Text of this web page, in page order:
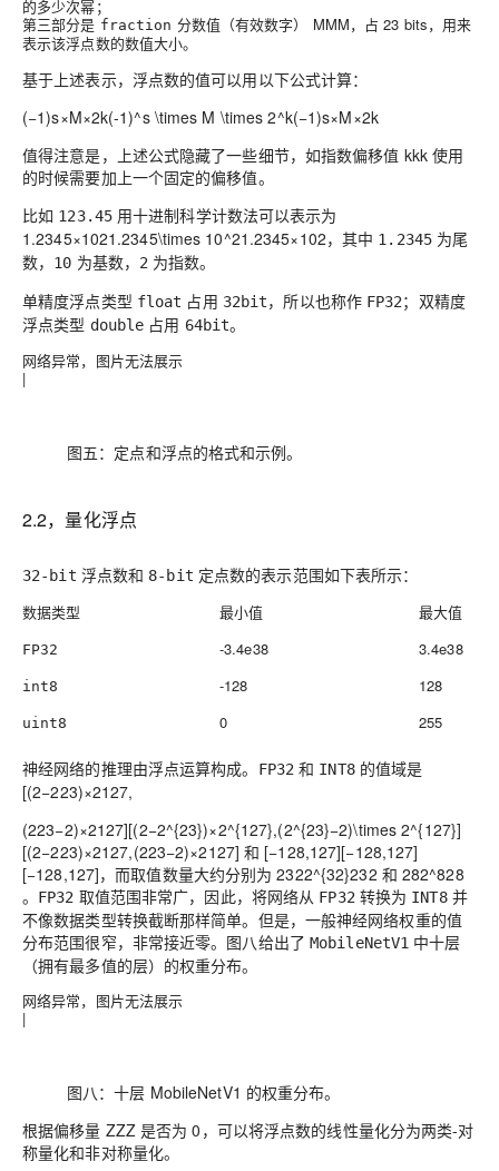
的多少次幂；
第三部分是 fraction 分数值（有效数字） MMM，占 23 bits，用来
表示该浮点数的数值大小。
基于上述表示，浮点数的值可以用以下公式计算：
(−1)s×M×2k(-1)^s \times M \times 2^k(−1)s×M×2k
值得注意是，上述公式隐藏了一些细节，如指数偏移值 kkk使用
的时候需要加上一个固定的偏移值。
比如 123.45用十进制科学计数法可以表示为
1.2345×1021.2345\times 10^21 .2345×102，其中 1.2345为尾
数，
10 为基数， 2 为指数。
单精度浮点类型 float 占用 32bit，所以也称作 FP32；双精度
浮点类型 double 占用 64bit。
网络异常，图片无法展示
|
图五：定点和浮点的格式和示例。
2.2，量化浮点
32-bit 浮点数和 8-bit 定点数的表示范围如下表所示：
数据类型 最小值 最大值
FP32 -3.4e38 3.4e38
int8 -128 128
uint8 0 255
神经网络的推理由浮点运算构成。 FP32和 INT8的值域是
[(2−223)×2127,
(223−2)×2127][(2−2^{23})×2^{127},(2^{23}−2)\times 2^{127}]
[(2−223)×2127,(223−2)×2127] 和 [−128,127][−128,127]
[−128,127]，而取值数量大约分别为2322^{32}232 和 282^828
。
FP32 取值范围非常广，因此，将网络从 FP32转换为 INT8并
不像数据类型转换截断那样简单。但是，一般神经网络权重的值
分布范围很窄，非常接近零。图八给出了 MobileNetV1 中十层
（拥有最多值的层）的权重分布。
网络异常，图片无法展示
|
图八：十层 MobileNetV1 的权重分布。
根据偏移量 ZZZ是否为 0，可以将浮点数的线性量化分为两类-对
称量化和非对称量化。